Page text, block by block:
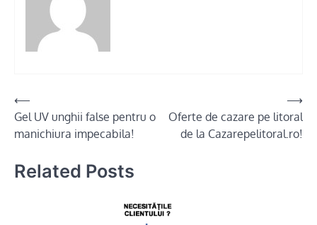
Post
navigation
⟵
Gel UV unghii false pentru o
manichiura impecabila!
Oferte de cazare pe litoral
de la Cazarepelitoral.ro!
⟶
Related Posts